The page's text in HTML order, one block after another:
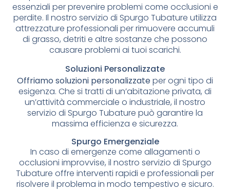
essenziali per prevenire problemi come occlusioni e
perdite. Il nostro servizio di Spurgo Tubature utilizza
attrezzature professionali per rimuovere accumuli
di grasso, detriti e altre sostanze che possono
causare problemi ai tuoi scarichi.
Soluzioni Personalizzate
Offriamo soluzioni personalizzateper ogni tipo di
esigenza. Che si tratti di un’abitazione privata, di
un’attività commerciale o industriale, il nostro
servizio di Spurgo Tubature può garantire la
massima efficienza e sicurezza.
Spurgo Emergenziale
In caso di emergenze come allagamenti o
occlusioni improvvise, il nostro servizio di Spurgo
Tubature offre interventi rapidi e professionali per
risolvere il problema in modo tempestivo e sicuro.